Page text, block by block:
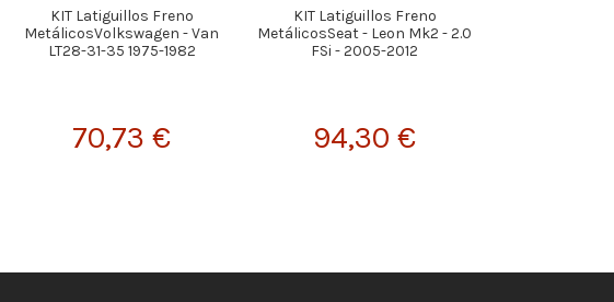
KIT Latiguillos Freno
MetálicosVolkswagen - Van
LT28-31-35 1975-1982
70,73 €
KIT Latiguillos Freno
MetálicosSeat - Leon Mk2 - 2.0
FSi - 2005-2012
94,30 €